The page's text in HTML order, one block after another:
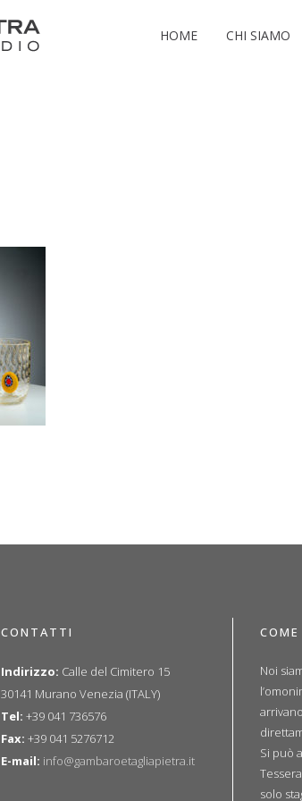
HOME CHI SIAMO
CONTATTI
Indirizzo: Calle del Cimitero 15
30141 Murano Venezia (ITALY)
Tel: +39 041 736576
Fax: +39 041 5276712
E-mail: info@gambaroetagliapietra.it
Noi
Si può
solo